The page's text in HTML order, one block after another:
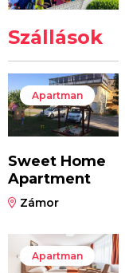
Szállások
Apartman
Sweet Home
Apartment
Zámor
Apartman